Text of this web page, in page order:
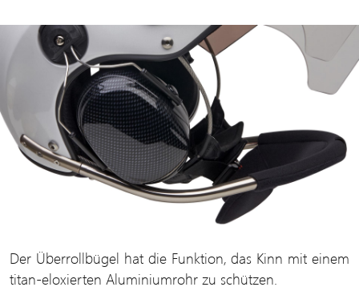
Der Überrollbügel hat die Funktion, das Kinn mit einem
titan-eloxierten Aluminiumrohr zu schützen.